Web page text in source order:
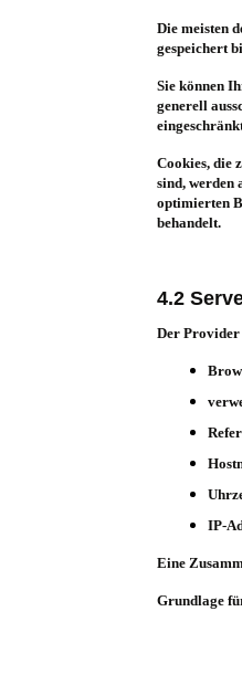
Die meisten
gespeichert
Sie können
generell
Cookies, die
sind, werden
optimierten
behandelt.
4.2
Der Provider
IP-
Eine
Grundlage